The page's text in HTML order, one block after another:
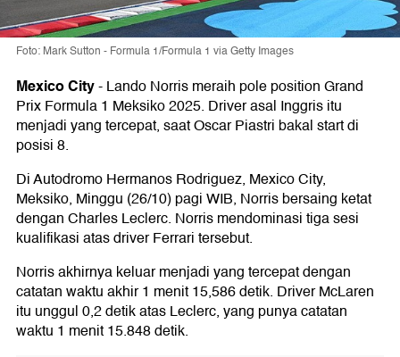
Foto: Mark Sutton - Formula 1/Formula 1 via Getty Images
Mexico City-Lando Norris meraih pole position Grand
Prix Formula 1 Meksiko 2025. Driver asal Inggris itu
menjadi yang tercepat, saat Oscar Piastri bakal start di
posisi 8.
Di Autodromo Hermanos Rodriguez, Mexico City,
Meksiko, Minggu (26/10) pagi WIB, Norris bersaing ketat
dengan Charles Leclerc. Norris mendominasi tiga sesi
kualifikasi atas driver Ferrari tersebut.
Norris akhirnya keluar menjadi yang tercepat dengan
catatan waktu akhir 1 menit 15,586 detik. Driver McLaren
itu unggul 0,2 detik atas Leclerc, yang punya catatan
waktu 1 menit 15.848 detik.